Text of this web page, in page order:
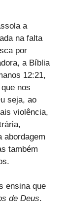
a
na falta
por
a Bíblia
12:21,
nos
seja, ao
violência,
abordagem
também
ensina que
de Deus.